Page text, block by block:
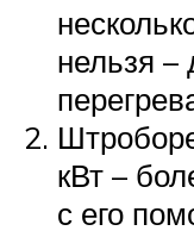
нельзя –
кВт –
с его